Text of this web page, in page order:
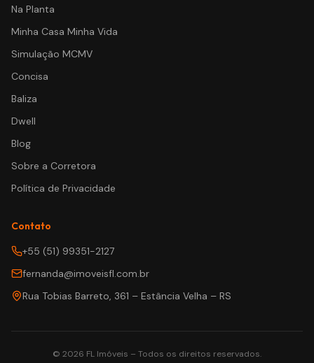
Na Planta
Minha Casa Minha Vida
Simulação MCMV
Concisa
Baliza
Dwell
Blog
Sobre a Corretora
Política de Privacidade
Contato
+55 (51) 99351-2127
fernanda@imoveisfl.com.br
Rua Tobias Barreto, 361 – Estância Velha – RS
© 2026 FL Imóveis – Todos os direitos reservados.